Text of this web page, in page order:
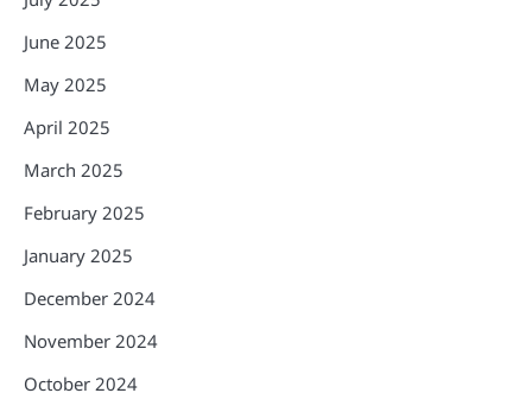
June 2025
May 2025
April 2025
March 2025
February 2025
January 2025
December 2024
November 2024
October 2024